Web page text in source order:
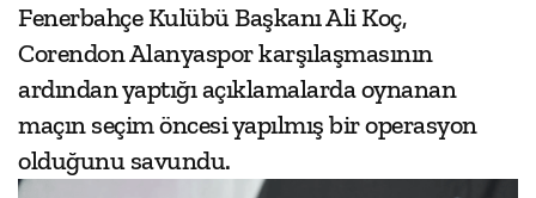
Fenerbahçe Kulübü Başkanı Ali Koç,
Corendon Alanyaspor karşılaşmasının
ardından yaptığı açıklamalarda oynanan
maçın seçim öncesi yapılmış bir operasyon
olduğunu savundu.